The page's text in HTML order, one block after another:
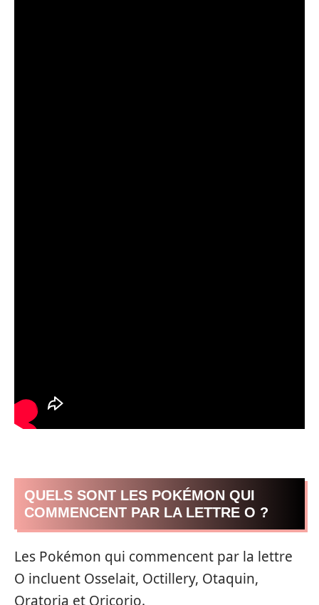
QUELS SONT LES POKÉMON QUI
COMMENCENT PAR LA LETTRE O ?
Les Pokémon qui commencent par la lettre
O incluent Osselait, Octillery, Otaquin,
Oratoria et Oricorio.